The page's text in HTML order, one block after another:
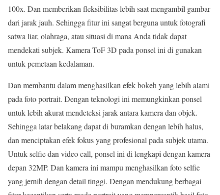
100x. Dan memberikan fleksibilitas lebih saat mengambil gambar
dari jarak jauh. Sehingga fitur ini sangat berguna untuk fotografi
satwa liar, olahraga, atau situasi di mana Anda tidak dapat
mendekati subjek. Kamera ToF 3D pada ponsel ini di gunakan
untuk pemetaan kedalaman.
Dan membantu dalam menghasilkan efek bokeh yang lebih alami
pada foto portrait. Dengan teknologi ini memungkinkan ponsel
untuk lebih akurat mendeteksi jarak antara kamera dan objek.
Sehingga latar belakang dapat di buramkan dengan lebih halus,
dan menciptakan efek fokus yang profesional pada subjek utama.
Untuk selfie dan video call, ponsel ini di lengkapi dengan kamera
depan 32MP. Dan kamera ini mampu menghasilkan foto selfie
yang jernih dengan detail tinggi. Dengan mendukung berbagai